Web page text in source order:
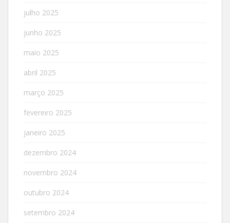
julho 2025
junho 2025
maio 2025
abril 2025
março 2025
fevereiro 2025
janeiro 2025
dezembro 2024
novembro 2024
outubro 2024
setembro 2024